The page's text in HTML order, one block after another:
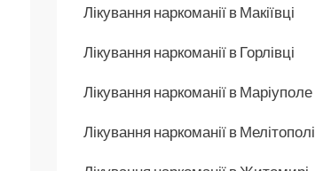
Лікування наркоманії в Макіївці
Лікування наркоманії в Горлівці
Лікування наркоманії в Маріуполе
Лікування наркоманії в Мелітополі